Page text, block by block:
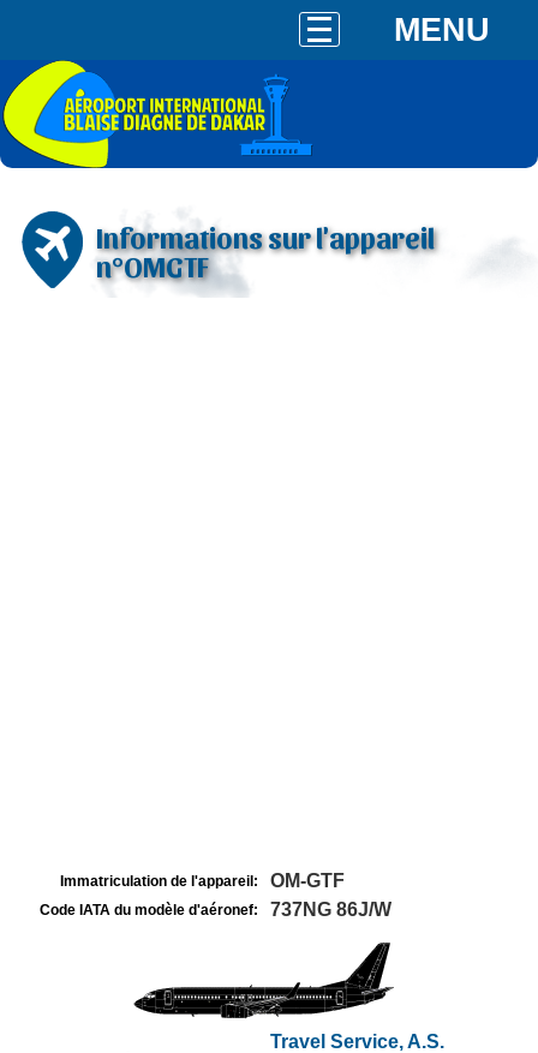
MENU
Informations sur l'appareil
n°OMGTF
Immatriculation de l'appareil: OM-GTF
Code IATA du modèle d'aéronef: 737NG 86J/W
Travel Service, A.S.